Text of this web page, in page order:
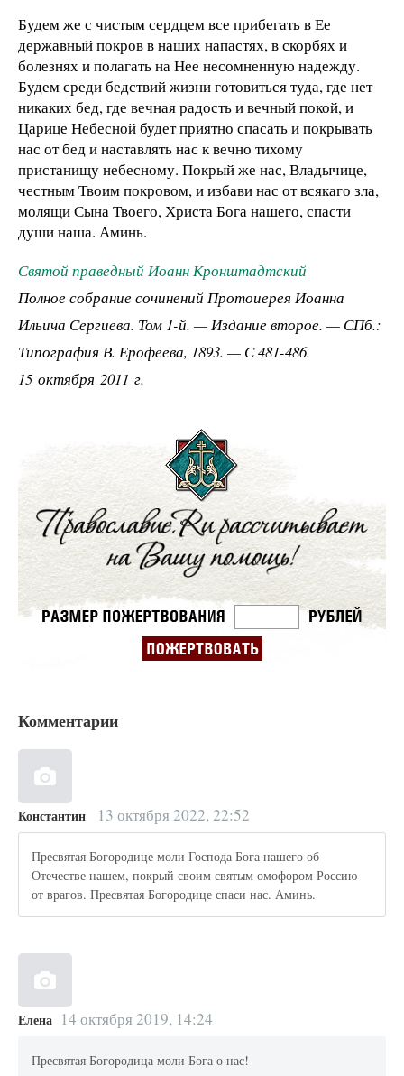
Будем же с чистым сердцем все прибегать в Ее
державный покров в наших напастях, в скорбях и
болезнях и полагать на Нее несомненную надежду.
Будем среди бедствий жизни готовиться туда, где нет
никаких бед, где вечная радость и вечный покой, и
Царице Небесной будет приятно спасать и покрывать
нас от бед и наставлять нас к вечно тихому
пристанищу небесному. Покрый же нас, Владычице,
честным Твоим покровом, и избави нас от всякаго зла,
молящи Сына Твоего, Христа Бога нашего, спасти
души наша. Аминь.
Святой праведный Иоанн Кронштадтский
Полное собрание сочинений Протоиерея Иоанна
Ильича Сергиева. Том 1-й. — Издание второе. — СПб.:
Типография В. Ерофеева, 1893. — С 481-486.
15 октября 2011 г.
Комментарии
Константин 13 октября 2022, 22:52
Пресвятая Богородице моли Господа Бога нашего об
Отечестве нашем, покрый своим святым омофором Россию
от врагов. Пресвятая Богородице спаси нас. Аминь.
Елена 14 октября 2019, 14:24
Пресвятая Богородица моли Бога о нас!